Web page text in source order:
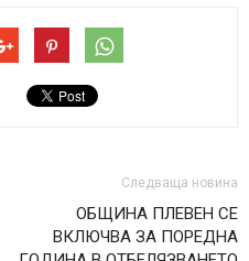
Следваща новина
ОБЩИНА ПЛЕВЕН СЕ
ВКЛЮЧВА ЗА ПОРЕДНА